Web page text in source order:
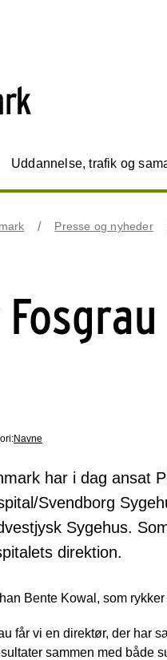
Uddannelse, trafik og
Presse og nyheder
Navne
har i dag ansat
Svendborg
Sygehus.
direktion.
Bente Kowal, som
får vi en direktør, der har
sammen med både